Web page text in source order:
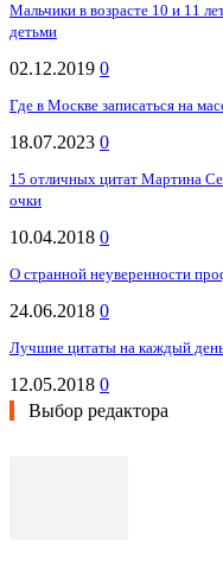
Мальчики в возрасте 10 и 11
детьми
02.12.2019 0
Где в Москве записаться на
18.07.2023 0
15 отличных цитат Мартина
очки
10.04.2018 0
О странной неуверенности
24.06.2018 0
Лучшие цитаты на каждый
12.05.2018 0
Выбор редактора